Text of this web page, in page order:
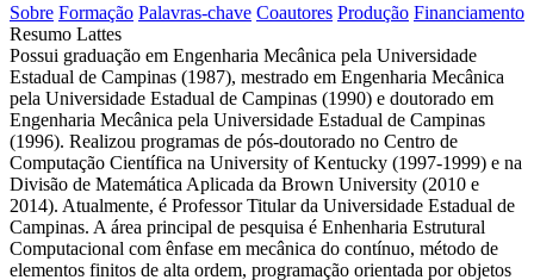
Sobre Formação Palavras-chave Coautores Produção Financiamento
Resumo Lattes
Possui graduação em Engenharia Mecânica pela Universidade
Estadual de Campinas (1987), mestrado em Engenharia Mecânica
pela Universidade Estadual de Campinas (1990) e doutorado em
Engenharia Mecânica pela Universidade Estadual de Campinas
(1996). Realizou programas de pós-doutorado no Centro de
Computação Científica na University of Kentucky (1997-1999) e na
Divisão de Matemática Aplicada da Brown University (2010 e
2014). Atualmente, é Professor Titular da Universidade Estadual de
Campinas. A área principal de pesquisa é Enhenharia Estrutural
Computacional com ênfase em mecânica do contínuo, método de
elementos finitos de alta ordem, programação orientada por objetos